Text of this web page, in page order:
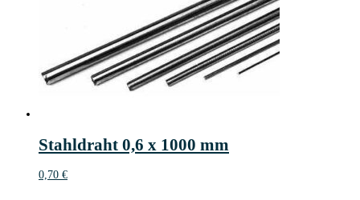
Stahldraht 0,6 x 1000 mm
0,70 €